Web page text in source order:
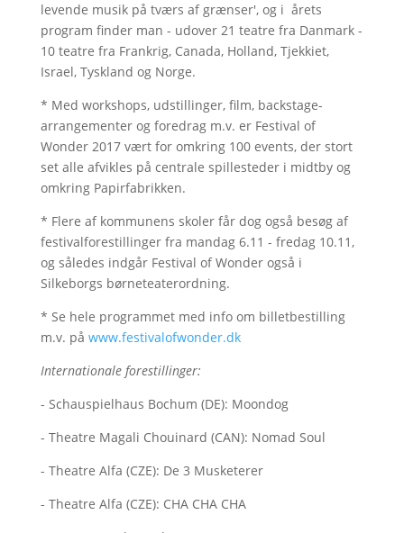
levende musik på tværs af grænser', og i årets
program finder man - udover 21 teatre fra Danmark -
10 teatre fra Frankrig, Canada, Holland, Tjekkiet,
Israel, Tyskland og Norge.
* Med workshops, udstillinger, film, backstage-
arrangementer og foredrag m.v. er Festival of
Wonder 2017 vært for omkring 100 events, der stort
set alle afvikles på centrale spillesteder i midtby og
omkring Papirfabrikken.
* Flere af kommunens skoler får dog også besøg af
festivalforestillinger fra mandag 6.11 - fredag 10.11,
og således indgår Festival of Wonder også i
Silkeborgs børneteaterordning.
* Se hele programmet med info om billetbestilling
m.v. på www.festivalofwonder.dk
Internationale forestillinger:
- Schauspielhaus Bochum (DE): Moondog
- Theatre Magali Chouinard (CAN): Nomad Soul
- Theatre Alfa (CZE): De 3 Musketerer
- Theatre Alfa (CZE): CHA CHA CHA